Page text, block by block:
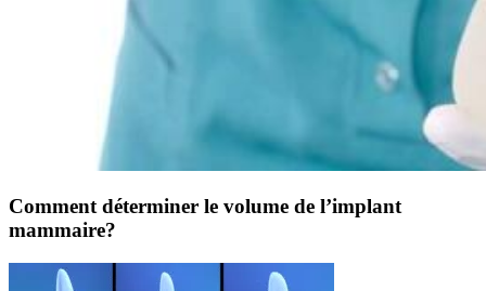
Comment déterminer le volume de l’implant
mammaire?